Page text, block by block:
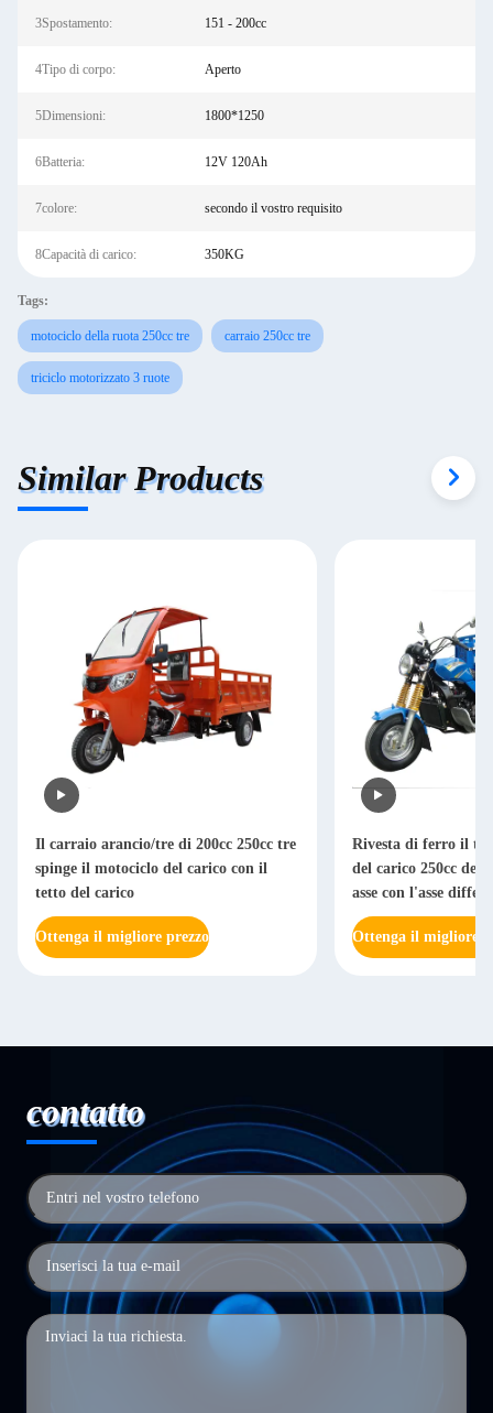
3Spostamento: 151 - 200cc
4Tipo di corpo: Aperto
5Dimensioni: 1800*1250
6Batteria: 12V 120Ah
7colore: secondo il vostro requisito
8Capacità di carico: 350KG
Tags:
motociclo della ruota 250cc tre carraio 250cc tre
triciclo motorizzato 3 ruote
Similar Products
Il carraio arancio/tre di 200cc 250cc tre
spinge il motociclo del carico con il
tetto del carico
Ottenga il migliore prezzo
Rivesta di ferro il
del carico 250cc
asse con l'asse
gravoso
Ottenga il migliore
contatto